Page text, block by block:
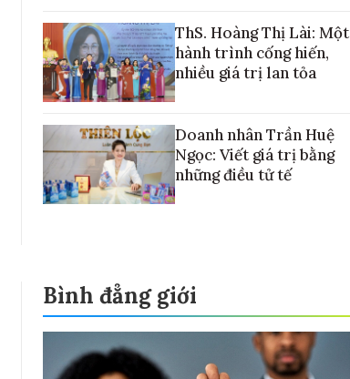
ThS. Hoàng Thị Lài: Một
hành trình cống hiến,
nhiều giá trị lan tỏa
Doanh nhân Trần Huệ
Ngọc: Viết giá trị bằng
những điều tử tế
Bình đẳng giới